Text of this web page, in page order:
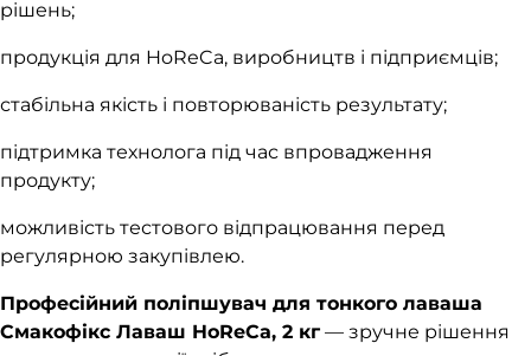
рішень;
продукція для HoReCa, виробництв і підприємців;
стабільна якість і повторюваність результату;
підтримка технолога під час впровадження
продукту;
можливість тестового відпрацювання перед
регулярною закупівлею.
Професійний поліпшувач для тонкого лаваша
Смакофікс Лаваш HoReCa, 2 кг— зручне рішення